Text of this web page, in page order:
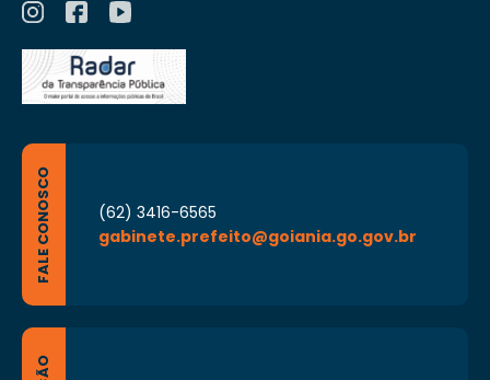
FALE CONOSCO
(62) 3416-6565
gabinete.prefeito@goiania.go.gov.br